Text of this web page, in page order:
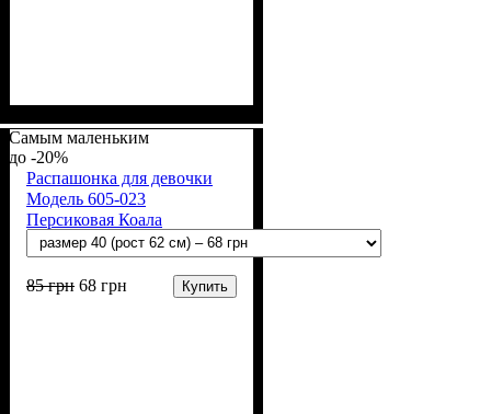
Самым маленьким
-20%
Распашонка для девочки
Модель 605-023
Персиковая Коала
85грн 68 грн Купить